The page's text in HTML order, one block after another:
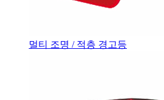
멀티 조명 / 적층 경고등